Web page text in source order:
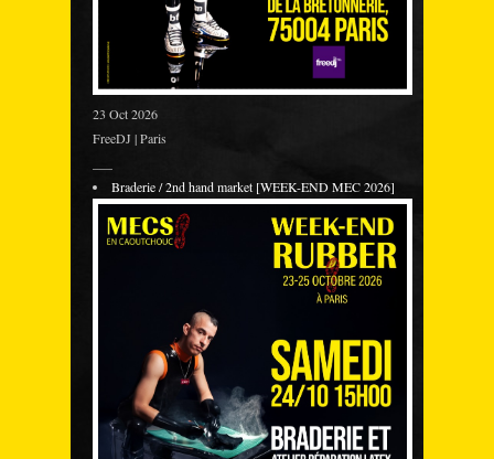
23 Oct 2026
FreeDJ | Paris
Braderie / 2nd hand market [WEEK-END MEC 2026]